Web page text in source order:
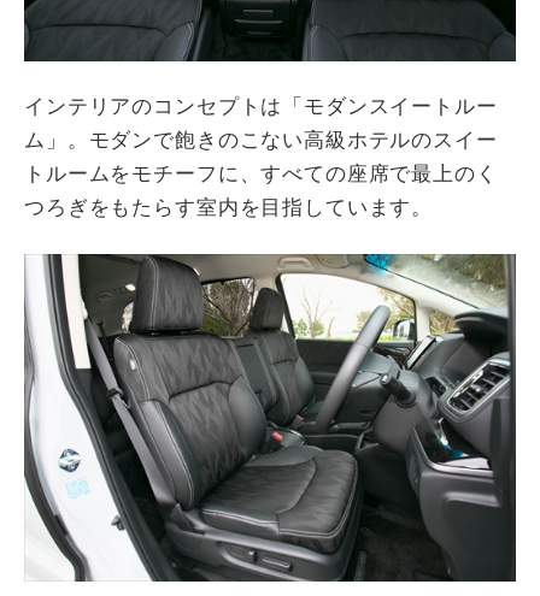
インテリアのコンセプトは「モダンスイートルー
ム」。モダンで飽きのこない高級ホテルのスイー
トルームをモチーフに、すべての座席で最上のく
つろぎをもたらす室内を目指しています。